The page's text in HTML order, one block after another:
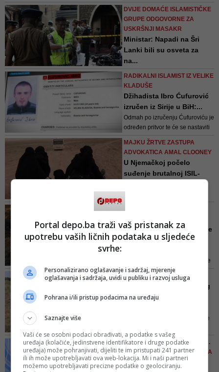
ovlasti, stupa na snagu u
DVIJE DOMAĆE ISLAMISTIČKE
GRUPE ODGOVORNE ZA
USKRŠNJI MASAKR
Ministar: Napadi na Šri
Lanki bili su osveta za
na...
da napadi nose neke od oznaka
militantne grupe Islamska država,
svojih navoda jer ta grupa nije
preuzela odgovorost za masakr
na Šri Lanki
RADIKALNI ISLAMIST IZ VELIKE
KLADUŠE
Džihadista Ibro Ćufurović
izručen iz Sirije u BiH:...
Odmah po izručenju Ćufuroviću je
određen pritvor te će se nastaviti
kazneni postupak
MAJKU ŽRTVE ZASTUPA
ADVOKATICA AMAL CLOONEY
U Njemačkoj počelo
suđenje brutalnoj ISIL-
opterećujućih dokaza protiv
optužene
Otac se odriče sina koji se
borio za ISIL: 'Hranio...
priprema za preuzimanje dvojice
državljana BiH koji se nalaze u
kampu "El-Roj" u sjeveroistočnoj
Islamsku državu (ISIL). Jedan od
VIDEO/ PALJBA UTIHNULA
Čeka se objava konačnog
poraza ISIS-a: Pogledajte
Nijedna crna zastava ISIS-a više
od srijede utihnula
AKADEMIK DURAKOVIĆ 2017.
UPOZORAVAO, SVI U BIH TADA
SU ŠUTJELI
Portal depo.ba traži vaš pristanak za
upotrebu vaših ličnih podataka u sljedeće
svrhe:
Personalizirano oglašavanje i sadržaj, mjerenje
oglašavanja i sadržaja, uvidi u publiku i razvoj usluga
Pohrana i/ili pristup podacima na uređaju
Saznajte više
Vaši će se osobni podaci obrađivati, a podatke s vašeg
uređaja (kolačiće, jedinstvene identifikatore i druge podatke
uređaja) može pohranjivati, dijeliti te im pristupati 241 partner
ili ih može upotrebljavati ova web-lokacija. Mi i naši partneri
možemo upotrebljavati precizne podatke o geolociranju.